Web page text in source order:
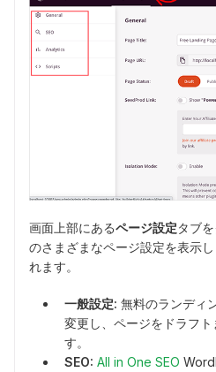
画面上部にあるページ設定タブ
のさまざまなページ設定を表示
れます。
一般設定: 無料のランディ
変更し、ページをドラフ
す。
SEO: All in One SEO